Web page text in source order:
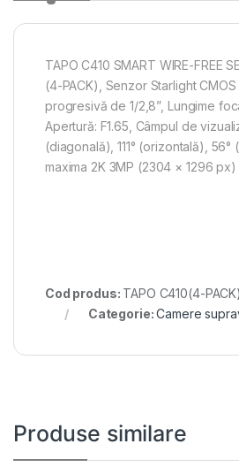
TAPO C410 SMART WIRE-FREE
(4-PACK), Senzor Starlight
progresivă de 1/2,8”, Lungime
Apertură: F1.65, Câmpul de
(diagonală), 111° (orizontală),
maxima 2K 3MP (2304 × 1296 px)
Cod produs: TAPO C410(4-PACK)
Categorie:Camere
Produse similare